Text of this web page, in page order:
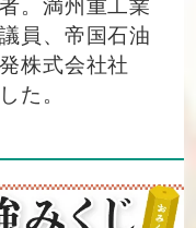
。満州重工業
員、帝国石油
株式会社社
た。